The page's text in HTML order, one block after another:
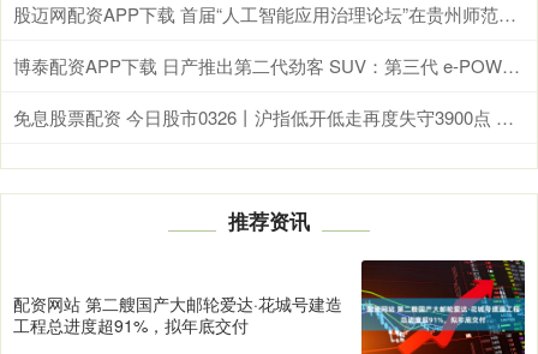
股迈网配资APP下载 首届“人工智能应用治理论坛”在贵州师范大学举办
博泰配资APP下载 日产推出第二代劲客 SUV：第三代 e-POWER 混动，299.97 万日元起
免息股票配资 今日股市0326丨沪指低开低走再度失守3900点 反弹结束了吗？
推荐资讯
配资网站 第二艘国产大邮轮爱达·花城号建造
工程总进度超91%，拟年底交付